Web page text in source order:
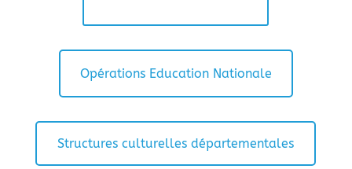
Opérations Education Nationale
Structures culturelles départementales